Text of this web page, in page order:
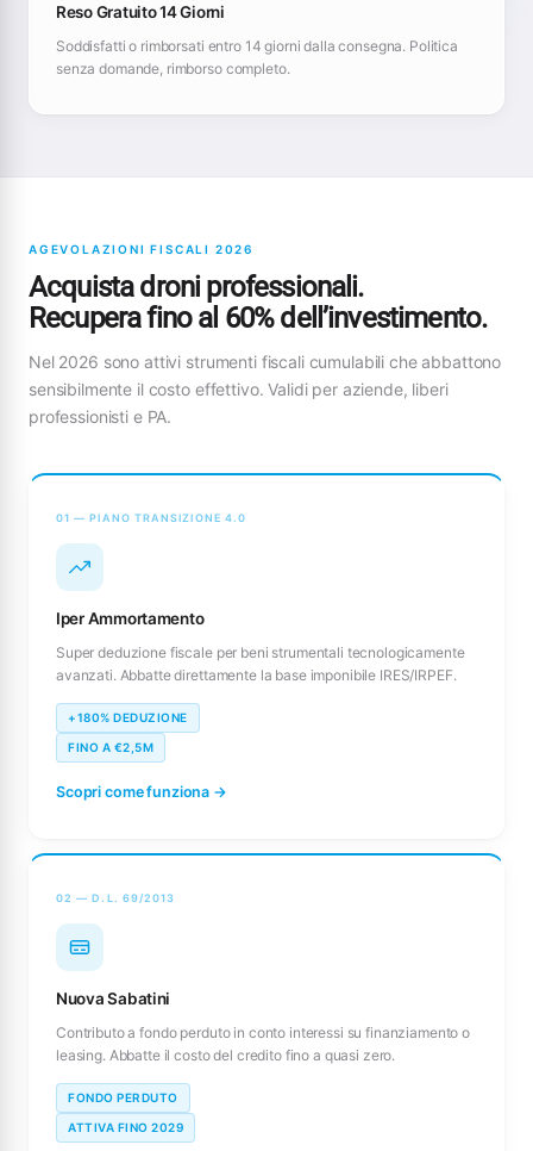
Reso Gratuito 14 Giorni
Soddisfatti o rimborsati entro 14 giorni dalla consegna. Politica
senza domande, rimborso completo.
AGEVOLAZIONI FISCALI 2026
Acquista droni professionali.
Recupera fino al 60% dell’investimento.
Nel 2026 sono attivi strumenti fiscali cumulabili che abbattono
sensibilmente il costo effettivo. Validi per aziende, liberi
professionisti e PA.
01 — PIANO TRANSIZIONE 4.0
Iper Ammortamento
Super deduzione fiscale per beni strumentali tecnologicamente
avanzati. Abbatte direttamente la base imponibile IRES/IRPEF.
+180% DEDUZIONE
FINO A €2,5M
Scopri come funziona →
02 — D.L. 69/2013
Nuova Sabatini
Contributo a fondo perduto in conto interessi su finanziamento o
leasing. Abbatte il costo del credito fino a quasi zero.
FONDO PERDUTO
ATTIVA FINO 2029